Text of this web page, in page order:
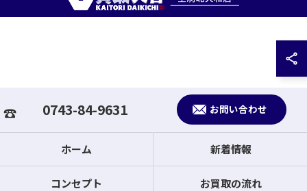
0743-84-9631 お問い合わせ
ホーム 新着情報
コンセプト お買取の流れ